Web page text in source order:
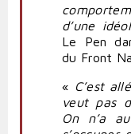
d’une
Le Pen
du Front
« C’est
veut pas
On n’a